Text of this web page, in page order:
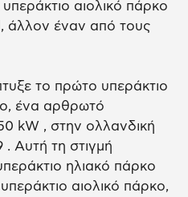
αιολικό πάρκο
άλλον έναν από τους
το πρώτο υπεράκτιο
ένα αρθρωτό
kW , στην ολλανδική
Αυτή τη στιγμή
ηλιακό πάρκο
αιολικό πάρκο,